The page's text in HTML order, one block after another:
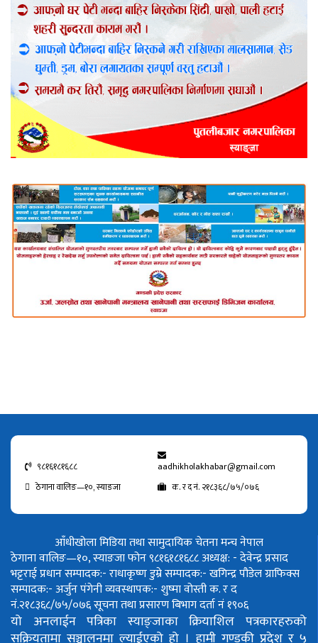
९८१६१८१६८८
aadhikholakhabar@gmail.com
ठेगाना वालिङ—१०, स्याङजा
क. र द नं. २१८३६८/७५/०७६
आँधीखोला मिडिया तथा सामुदायिक चेतना मन्च नेपाल
ठेगाना वालिङ—१०, स्याङजा फोन ९८१६१८१६८८अध्यक्ष: - देवेन्द्र प्रसाद
भट्टराईप्रधान सम्पादक:- राधाकृष्ण डुम्रेसम्पादक:- खगिन्द्र पौडेलग्राफिक्स
सम्पादक:- अर्जुन पंगेनीव्यवस्थापक:- शुष्मा वोस्तीक. र द
नं.२१८३६८/७५/०७६सूचना तथा प्रसारण बिभाग दर्ता नं १९०६
यो अनलाईन पत्रिका स्याङ्जाका क्रियाशिल पत्रकारहरुको
सक्रियतामा सञ्चालनमा ल्याईएको हो । हामी गण्डकी प्रदेश र ५